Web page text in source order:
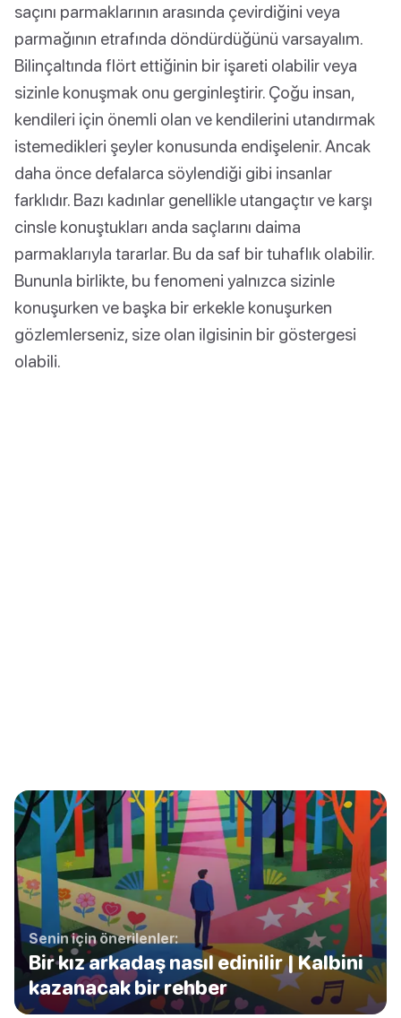
saçını parmaklarının arasında çevirdiğini veya
parmağının etrafında döndürdüğünü varsayalım.
Bilinçaltında flört ettiğinin bir işareti olabilir veya
sizinle konuşmak onu gerginleştirir. Çoğu insan,
kendileri için önemli olan ve kendilerini utandırmak
istemedikleri şeyler konusunda endişelenir. Ancak
daha önce defalarca söylendiği gibi insanlar
farklıdır. Bazı kadınlar genellikle utangaçtır ve karşı
cinsle konuştukları anda saçlarını daima
parmaklarıyla tararlar. Bu da saf bir tuhaflık olabilir.
Bununla birlikte, bu fenomeni yalnızca sizinle
konuşurken ve başka bir erkekle konuşurken
gözlemlerseniz, size olan ilgisinin bir göstergesi
olabili.
Senin için önerilenler:
Bir kız arkadaş nasıl edinilir | Kalbini
kazanacak bir rehber